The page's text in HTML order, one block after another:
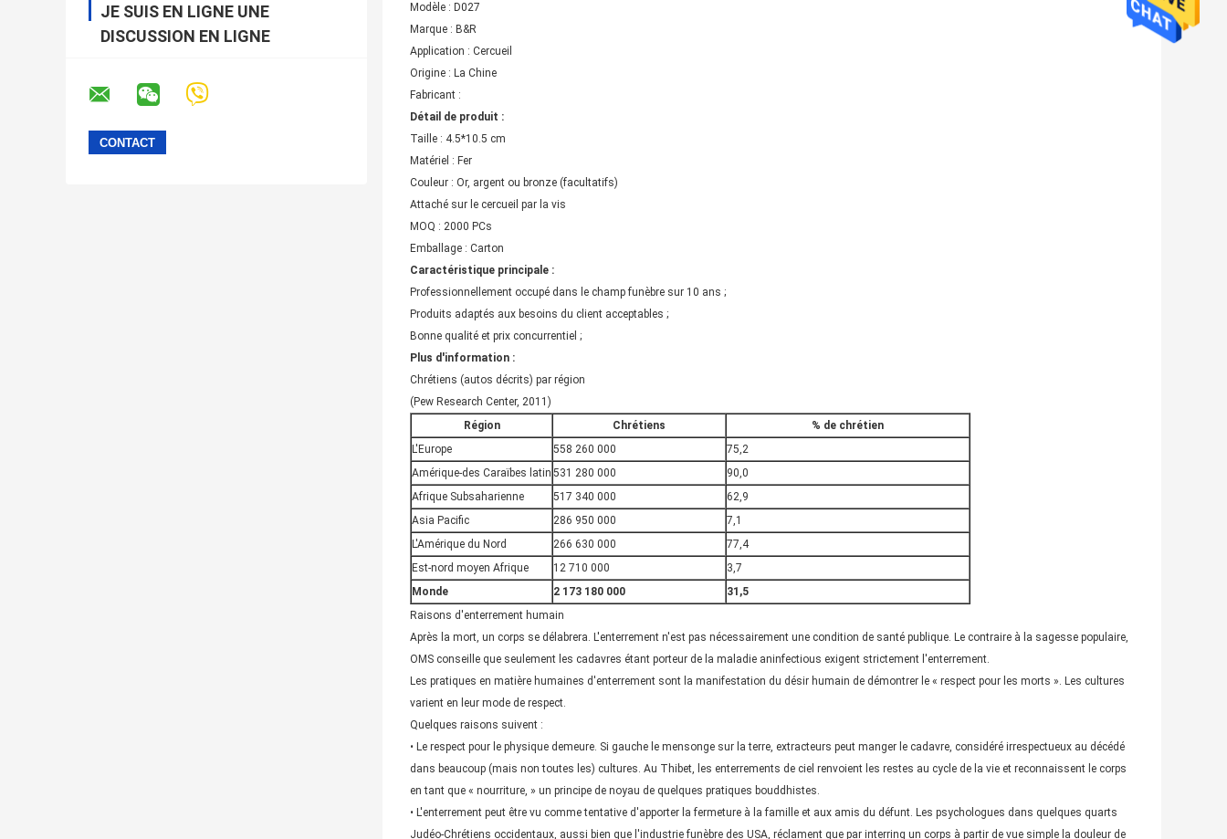
JE SUIS EN LIGNE UNE
DISCUSSION EN LIGNE
Modèle : D027
Marque : B&R
Application : Cercueil
Origine : La Chine
Fabricant :
Détail de produit :
Taille : 4.5*10.5 cm
Matériel : Fer
Couleur : Or, argent ou bronze (facultatifs)
Attaché sur le cercueil par la vis
MOQ : 2000 PCs
Emballage : Carton
Caractéristique principale :
Professionnellement occupé dans le champ funèbre sur 10 ans ;
Produits adaptés aux besoins du client acceptables ;
Bonne qualité et prix concurrentiel ;
Plus d'information :
Chrétiens (autos décrits) par région
(Pew Research Center, 2011)
Région
Chrétiens
% de chrétien
L'Europe
558 260 000
75,2
Amérique-des Caraïbes latin 531 280 000
90,0
Afrique Subsaharienne
517 340 000
62,9
Asia Pacific
286 950 000
7,1
L'Amérique du Nord
266 630 000
77,4
Est-nord moyen Afrique
12 710 000
3,7
Monde
2 173 180 000
31,5
Raisons d'enterrement humain
Après la mort, un corps se délabrera. L'enterrement n'est pas nécessairement une condition de santé publique. Le contraire à la sagesse populaire,
OMS conseille que seulement les cadavres étant porteur de la maladie aninfectious exigent strictement l'enterrement.
Les pratiques en matière humaines d'enterrement sont la manifestation du désir humain de démontrer le « respect pour les morts ». Les cultures
varient en leur mode de respect.
Quelques raisons suivent :
• Le respect pour le physique demeure. Si gauche le mensonge sur la terre, extracteurs peut manger le cadavre, considéré irrespectueux au décédé
dans beaucoup (mais non toutes les) cultures. Au Thibet, les enterrements de ciel renvoient les restes au cycle de la vie et reconnaissent le corps
en tant que « nourriture, » un principe de noyau de quelques pratiques bouddhistes.
• L'enterrement peut être vu comme tentative d'apporter la fermeture à la famille et aux amis du défunt. Les psychologues dans quelques quarts
Judéo-Chrétiens occidentaux, aussi bien que l'industrie funèbre des USA, réclament que par interring un corps à partir de vue simple la douleur de